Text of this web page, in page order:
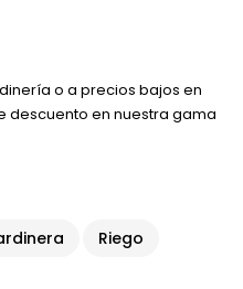
o a precios bajos en
descuento en nuestra gama
Riego